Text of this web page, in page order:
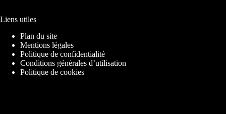
Liens utiles
Plan du site
Mentions légales
Politique de confidentialité
Conditions générales d’utilisation
Politique de cookies